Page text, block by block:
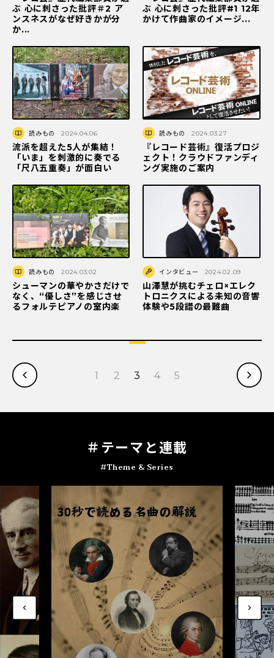
ぶ 心に刺さった批評＃2 ア
ンスネスがなぜ好きかが分
か...
ぶ 心に刺さった批評#1 12年
かけて作曲家のイメージ...
読みもの 2024.04.06
流派を超えた5人が集結！
「いま」を刺激的に奏でる
「尺八五重奏」が面白い
読みもの 2024.03.27
『レコード芸術』復活プロジ
ェクト！クラウドファンディ
ング実施のご案内
読みもの 2024.03.02
シューマンの華やかさだけで
なく、“優しさ”を感じさせ
るフォルテピアノの室内楽
インタビュー 2024.02.09
山澤慧が挑むチェロ×エレク
トロニクスによる未知の音響
体験や5段譜の最難曲
1 2 3 4 5
＃テー マと連載
#Theme & Series